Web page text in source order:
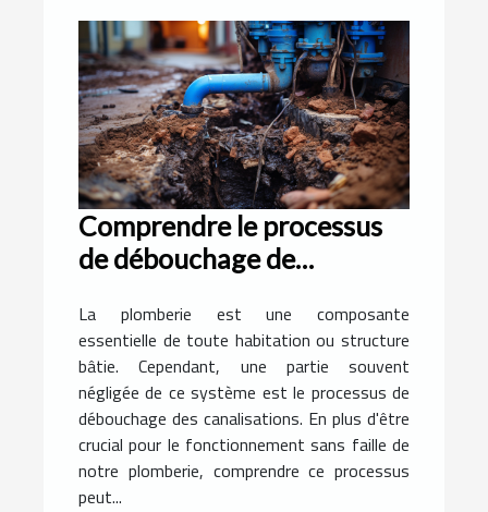
Comprendre le processus
de débouchage de
La plomberie est une composante
essentielle de toute habitation ou structure
bâtie. Cependant, une partie souvent
négligée de ce système est le processus de
débouchage des canalisations. En plus d'être
crucial pour le fonctionnement sans faille de
notre plomberie, comprendre ce processus
peut...